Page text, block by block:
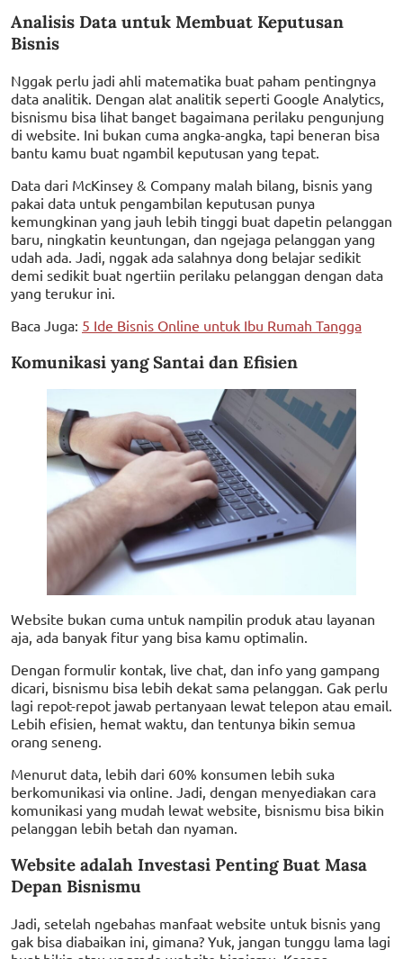
Analisis Data untuk Membuat Keputusan
Bisnis
Nggak perlu jadi ahli matematika buat paham pentingnya
data analitik. Dengan alat analitik seperti Google Analytics,
bisnismu bisa lihat banget bagaimana perilaku pengunjung
di website. Ini bukan cuma angka-angka, tapi beneran bisa
bantu kamu buat ngambil keputusan yang tepat.
Data dari McKinsey & Company malah bilang, bisnis yang
pakai data untuk pengambilan keputusan punya
kemungkinan yang jauh lebih tinggi buat dapetin pelanggan
baru, ningkatin keuntungan, dan ngejaga pelanggan yang
udah ada. Jadi, nggak ada salahnya dong belajar sedikit
demi sedikit buat ngertiin perilaku pelanggan dengan data
yang terukur ini.
Baca Juga: 5 Ide Bisnis Online untuk Ibu Rumah Tangga
Komunikasi yang Santai dan Efisien
Website bukan cuma untuk nampilin produk atau layanan
aja, ada banyak fitur yang bisa kamu optimalin.
Dengan formulir kontak, live chat, dan info yang gampang
dicari, bisnismu bisa lebih dekat sama pelanggan. Gak perlu
lagi repot-repot jawab pertanyaan lewat telepon atau email.
Lebih efisien, hemat waktu, dan tentunya bikin semua
orang seneng.
Menurut data, lebih dari 60% konsumen lebih suka
berkomunikasi via online. Jadi, dengan menyediakan cara
komunikasi yang mudah lewat website, bisnismu bisa bikin
pelanggan lebih betah dan nyaman.
Website adalah Investasi Penting Buat Masa
Depan Bisnismu
Jadi, setelah ngebahas manfaat website untuk bisnis yang
gak bisa diabaikan ini, gimana? Yuk, jangan tunggu lama lagi